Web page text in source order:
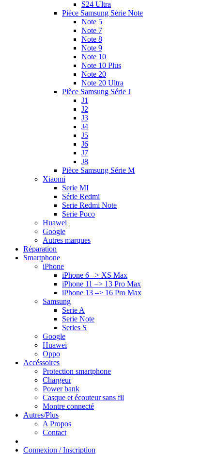
S24 Ultra
Pièce Samsung Série Note
Note 5
Note 7
Note 8
Note 9
Note 10
Note 10 Plus
Note 20
Note 20 Ultra
Pièce Samsung Série J
J1
J2
J3
J4
J5
J6
J7
J8
Pièce Samsung Série M
Xiaomi
Serie MI
Série Redmi
Serie Redmi Note
Serie Poco
Huawei
Google
Autres marques
Réparation
Smartphone
iPhone
iPhone 6 –> XS Max
iPhone 11 –> 13 Pro Max
iPhone 13 –> 16 Pro Max
Samsung
Serie A
Serie Note
Series S
Google
Huawei
Oppo
Accéssoires
Protection smartphone
Chargeur
Power bank
Casque et écouteur sans fil
Montre connecté
Autres/Plus
A Propos
Contact
Connexion / Inscription